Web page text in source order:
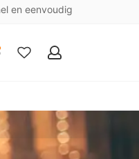
en eenvoudig
Mijn